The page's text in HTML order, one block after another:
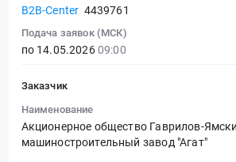
B2B-Center 4439761
Подача заявок (МСК)
по 14.05.202609:00
Заказчик
Наименование
Акционерное общество Гаврилов-
машиностроительный завод "Агат"